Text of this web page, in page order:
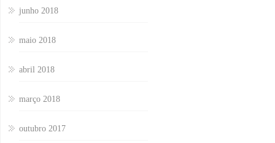
junho 2018
maio 2018
abril 2018
março 2018
outubro 2017